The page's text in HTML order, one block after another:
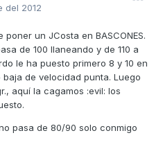
del 2012
un JCosta en BASCONES.
de 100 llaneando y de 110 a
le ha puesto primero 8 y 10 en
de velocidad punta. Luego
aquí la cagamos :evil: los
pasa de 80/90 solo conmigo